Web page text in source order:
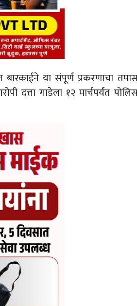
या संपूर्ण प्रकरणाचा
दत्ता गाडेला १२ मार्चपर्यंत